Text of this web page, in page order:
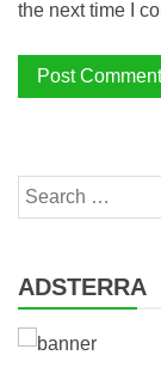
the next time I
Search
for:
ADSTERRA